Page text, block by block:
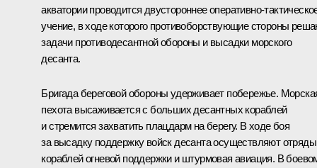
акватории проводится двустороннее оперативно-
учение, в ходе которого противоборствующие стороны
задачи противодесантной обороны и высадки морского
десанта.
Бригада береговой обороны удерживает побережье.
пехота высаживается с больших десантных кораблей
и стремится захватить плацдарм на берегу. В ходе боя
за высадку поддержку войск десанта осуществляют отряды
кораблей огневой поддержки и штурмовая авиация. В